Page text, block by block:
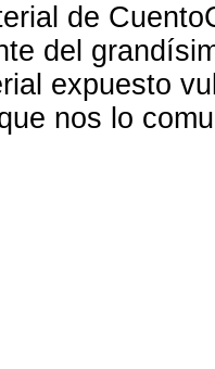
de
del
expuesto
nos lo